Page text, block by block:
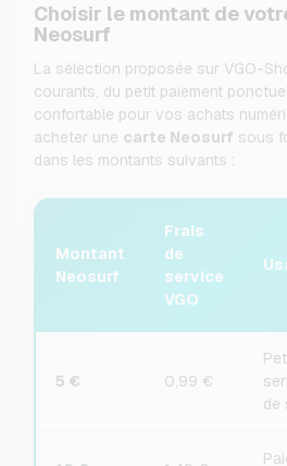
Choisir le montant de
Neosurf
La sélection proposée sur VGO-
courants, du petit paiement
confortable pour vos achats
acheter une carte Neosurf sous
dans les montants suivants :
Montant
Neosurf
Frais
de
service
VGO
5 € 0,99 €
de